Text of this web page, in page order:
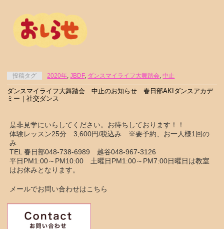
投稿タグ 2020年,JBDF, ダンスマイライフ大舞踏会,中止
ダンスマイライフ大舞踏会 中止のお知らせ 春日部AKIダンスアカデ
ミー｜社交ダンス
是非見学にいらしてください。お待ちしております！！
体験レッスン25分 3,600円/税込み ※要予約、お一人様1回の
み
TEL 春日部048-738-6989 越谷048-967-3126
平日PM1:00～PM10:00 土曜日PM1:00～PM7:00日曜日は教室
はお休みとなります。
メールでお問い合わせはこちら